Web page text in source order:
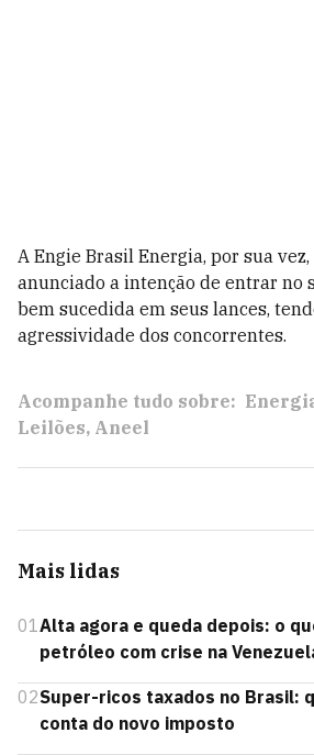
A Engie Brasil Energia, por sua
anunciado a intenção de entrar no
bem sucedida em seus lances,
agressividade dos concorrentes.
Acompanhe tudo sobre:
Leilões Aneel
Mais lidas
01Alta agora e queda depois: o
petróleo com crise na
02Super-ricos taxados no Brasil:
conta do novo imposto